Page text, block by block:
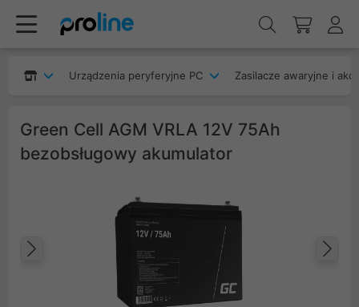
Urządzenia peryferyjne PC Zasilacze awaryjne i
Green Cell AGM VRLA 12V 75Ah
bezobsługowy akumulator
Poprzedni